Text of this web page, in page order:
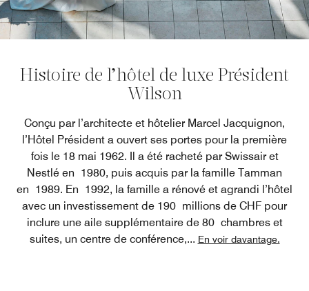
Histoire de l’hôtel de luxe Président
Wilson
Conçu par l’architecte et hôtelier Marcel Jacquignon,
l’Hôtel Président a ouvert ses portes pour la première
fois le 18 mai 1962. Il a été racheté par Swissair et
Nestlé en 1980, puis acquis par la famille Tamman
en 1989. En 1992, la famille a rénové et agrandi l’hôtel
avec un investissement de 190 millions de CHF pour
inclure une aile supplémentaire de 80 chambres et
suites, un centre de conférence,... En voir davantage.